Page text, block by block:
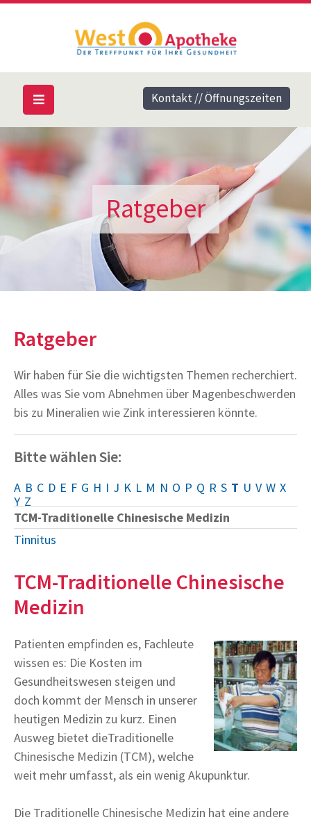
Ratgeber
Ratgeber
Wir haben für Sie die wichtigsten Themen recherchiert.
Alles was Sie vom Abnehmen über Magenbeschwerden
bis zu Mineralien wie Zink interessieren könnte.
Bitte wählen Sie:
A B C D E F G H I J K L M N O P Q R S T U V W X
Y Z
TCM-Traditionelle Chinesische Medizin
Tinnitus
TCM-Traditionelle Chinesische
Medizin
Patienten empfinden es, Fachleute
wissen es: Die Kosten im
Gesundheitswesen steigen und
doch kommt der Mensch in unserer
heutigen Medizin zu kurz. Einen
Ausweg bietet dieTraditionelle
Chinesische Medizin (TCM), welche
weit mehr umfasst, als ein wenig Akupunktur.
Die Traditionelle Chinesische Medizin hat eine andere
Kontakt // Öffnungszeiten